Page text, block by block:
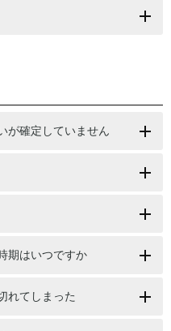
が確定していません
期はいつですか
れてしまった